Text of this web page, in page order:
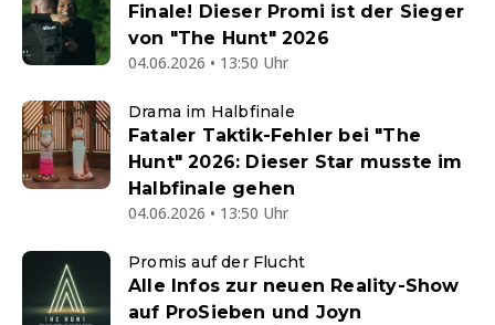
Finale! Dieser Promi ist der Sieger
von "The Hunt" 2026
04.06.2026 • 13:50 Uhr
Drama im Halbfinale
Fataler Taktik-Fehler bei "The
Hunt" 2026: Dieser Star musste im
Halbfinale gehen
04.06.2026 • 13:50 Uhr
Promis auf der Flucht
Alle Infos zur neuen Reality-Show
auf ProSieben und Joyn